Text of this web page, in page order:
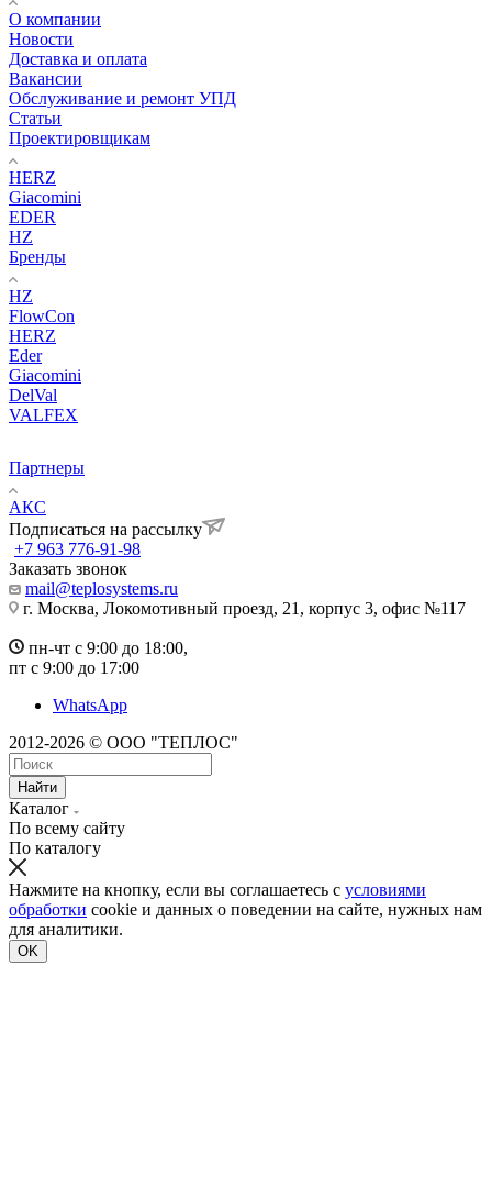
О компании
Новости
Доставка и оплата
Вакансии
Обслуживание и ремонт УПД
Статьи
Проектировщикам
HERZ
Giacomini
EDER
HZ
Бренды
HZ
FlowCon
HERZ
Eder
Giacomini
DelVal
VALFEX
Партнеры
АКС
Подписаться на рассылку
+7 963 776-91-98
Заказать звонок
mail@teplosystems.ru
г. Москва, Локомотивный проезд, 21, корпус 3, офис №117
пн-чт с 9:00 до 18:00,
пт с 9:00 до 17:00
WhatsApp
2012-2026 © ООО "ТЕПЛОС"
Найти
Каталог
По всему сайту
По каталогу
Нажмите на кнопку, если вы соглашаетесь с условиями
обработки cookie и данных о поведении на сайте, нужных нам
для аналитики.
OK